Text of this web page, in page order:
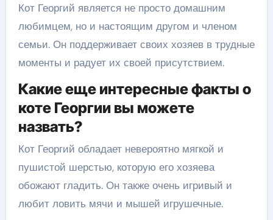
Кот Георгий является не просто домашним
любимцем, но и настоящим другом и членом
семьи. Он поддерживает своих хозяев в трудные
моменты и радует их своей присутствием.
Какие еще интересные факты о
коте Георгии вы можете
назвать?
Кот Георгий обладает невероятно мягкой и
пушистой шерстью, которую его хозяева
обожают гладить. Он также очень игривый и
любит ловить мячи и мышей игрушечные.